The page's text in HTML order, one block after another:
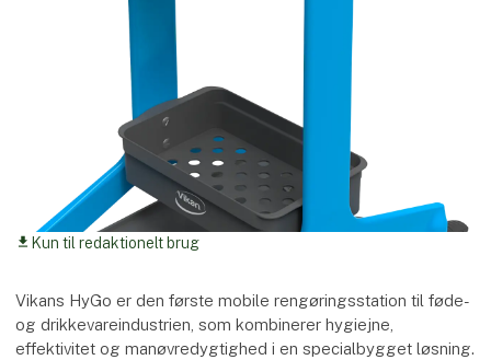
download Kun til redaktionelt brug
Vikans HyGo er den første mobile rengøringsstation til føde-
og drikkevareindustrien, som kombinerer hygiejne,
effektivitet og manøvredygtighed i en specialbygget løsning.